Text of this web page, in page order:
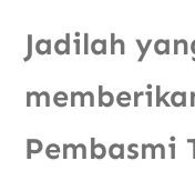
Jadilah
Pembasmi